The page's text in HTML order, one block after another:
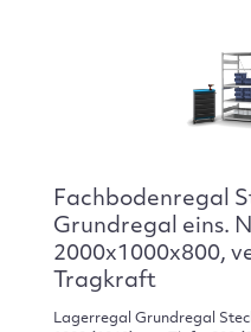
Fachbodenregal
Grundregal eins.
2000x1000x800,
Tragkraft
Lagerregal Grundregal